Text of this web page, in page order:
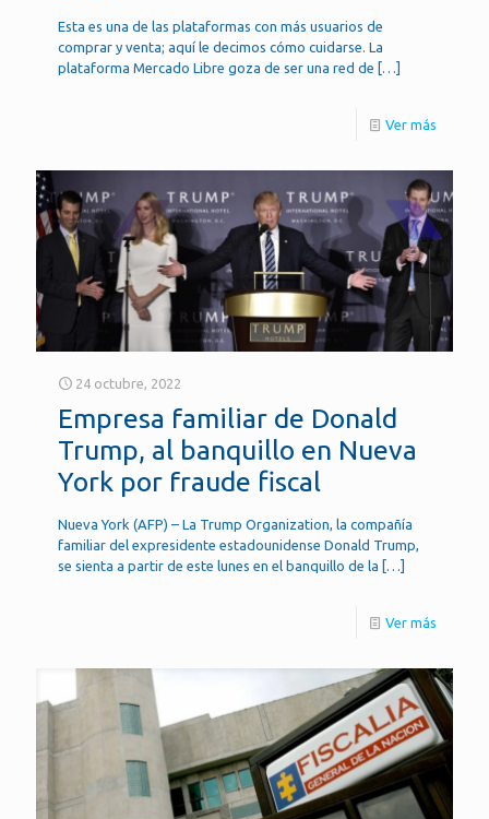
Esta es una de las plataformas con más usuarios de
comprar y venta; aquí le decimos cómo cuidarse. La
plataforma Mercado Libre goza de ser una red de […]
Ver más
24 octubre, 2022
Empresa familiar de Donald
Trump, al banquillo en Nueva
York por fraude fiscal
Nueva York (AFP) – La Trump Organization, la compañía
familiar del expresidente estadounidense Donald Trump,
se sienta a partir de este lunes en el banquillo de la […]
Ver más